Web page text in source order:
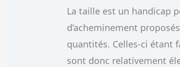
La taille est un handicap
d’acheminement
quantités. Celles-ci étant
sont donc relativement